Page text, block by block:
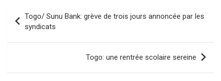
o
o
k
A
p
p
a
m
n
de
l’article
Togo/ Sunu Bank: grève de trois jours annoncée par les
syndicats
Togo: une rentrée scolaire sereine